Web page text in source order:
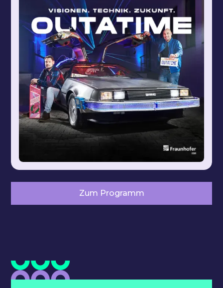
Zum Programm